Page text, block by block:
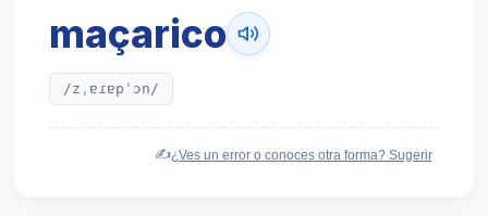
maçarico
/zˌɐɾɐpˈɔn/
✍️¿Ves un error o conoces otra forma? Sugerir